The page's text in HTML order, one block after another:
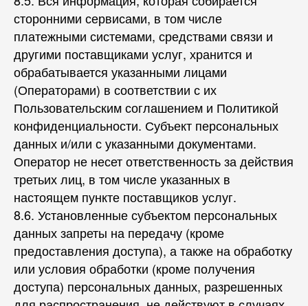
сторонними сервисами, в том числе
платежными системами, средствами связи и
другими поставщиками услуг, хранится и
обрабатывается указанными лицами
(Операторами) в соответствии с их
Пользовательским соглашением и Политикой
конфиденциальности. Субъект персональных
данных и/или с указанными документами.
Оператор не несет ответственность за действия
третьих лиц, в том числе указанных в
настоящем пункте поставщиков услуг.
8.6. Установленные субъектом персональных
данных запреты на передачу (кроме
предоставления доступа), а также на обработку
или условия обработки (кроме получения
доступа) персональных данных, разрешенных